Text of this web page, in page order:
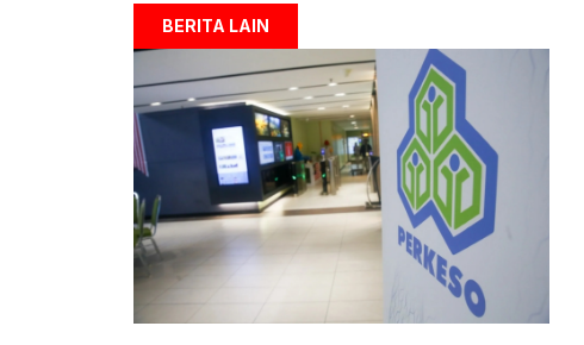
BERITA LAIN